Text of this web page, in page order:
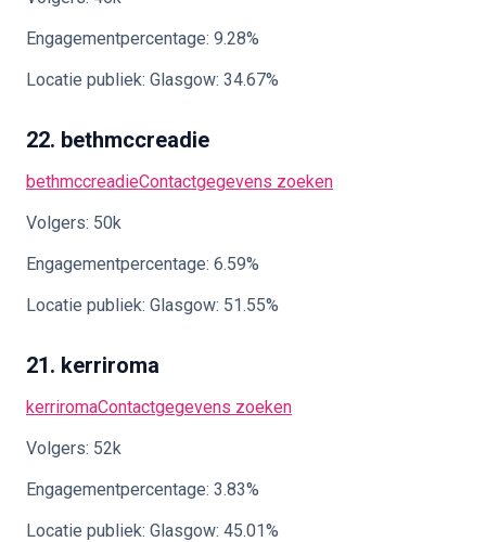
Engagementpercentage: 9.28%
Locatie publiek: Glasgow: 34.67%
22. bethmccreadie
bethmccreadieContactgegevens zoeken
Volgers: 50k
Engagementpercentage: 6.59%
Locatie publiek: Glasgow: 51.55%
21. kerriroma
kerriromaContactgegevens zoeken
Volgers: 52k
Engagementpercentage: 3.83%
Locatie publiek: Glasgow: 45.01%